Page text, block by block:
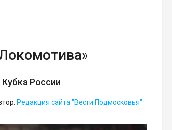
России
Редакция сайта "Вести Подмосковья"